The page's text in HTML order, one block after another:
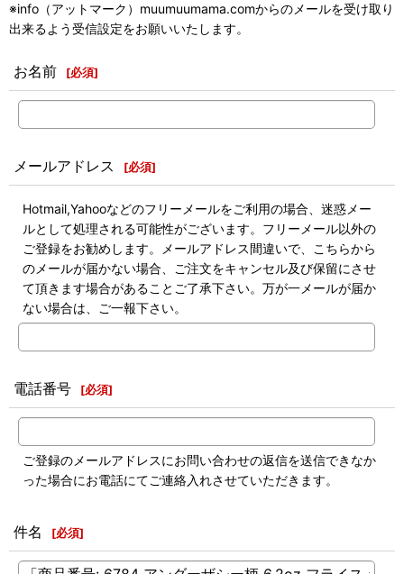
※info（アットマーク）muumuumama.comからのメールを受け取り
出来るよう受信設定をお願いいたします。
お名前 [必須]
メールアドレス [必須]
Hotmail,Yahooなどのフリーメールをご利用の場合、迷惑メー
ルとして処理される可能性がございます。フリーメール以外の
ご登録をお勧めします。メールアドレス間違いで、こちらから
のメールが届かない場合、ご注文をキャンセル及び保留にさせ
て頂きます場合があることご了承下さい。万が一メールが届か
ない場合は、ご一報下さい。
電話番号 [必須]
ご登録のメールアドレスにお問い合わせの返信を送信できなか
った場合にお電話にてご連絡入れさせていただきます。
件名 [必須]